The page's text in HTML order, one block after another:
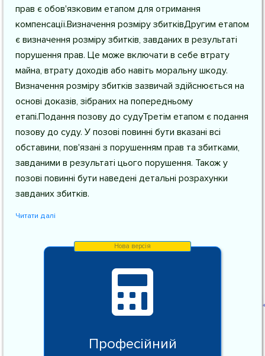
прав є обов'язковим етапом для отримання
компенсації.Визначення розміру збитківДругим етапом
є визначення розміру збитків, завданих в результаті
порушення прав. Це може включати в себе втрату
майна, втрату доходів або навіть моральну шкоду.
Визначення розміру збитків зазвичай здійснюється на
основі доказів, зібраних на попередньому
етапі.Подання позову до судуТретім етапом є подання
позову до суду. У позові повинні бути вказані всі
обставини, пов'язані з порушенням прав та збитками,
завданими в результаті цього порушення. Також у
позові повинні бути наведені детальні розрахунки
завданих збитків.
Читати далі
Професійний